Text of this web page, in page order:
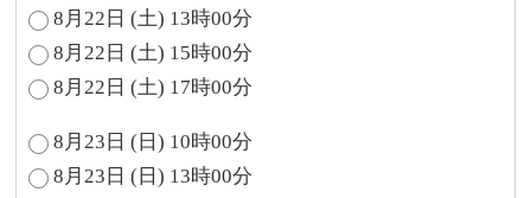
8月22日 (土) 13時00分
8月22日 (土) 15時00分
8月22日 (土) 17時00分
8月23日 (日) 10時00分
8月23日 (日) 13時00分